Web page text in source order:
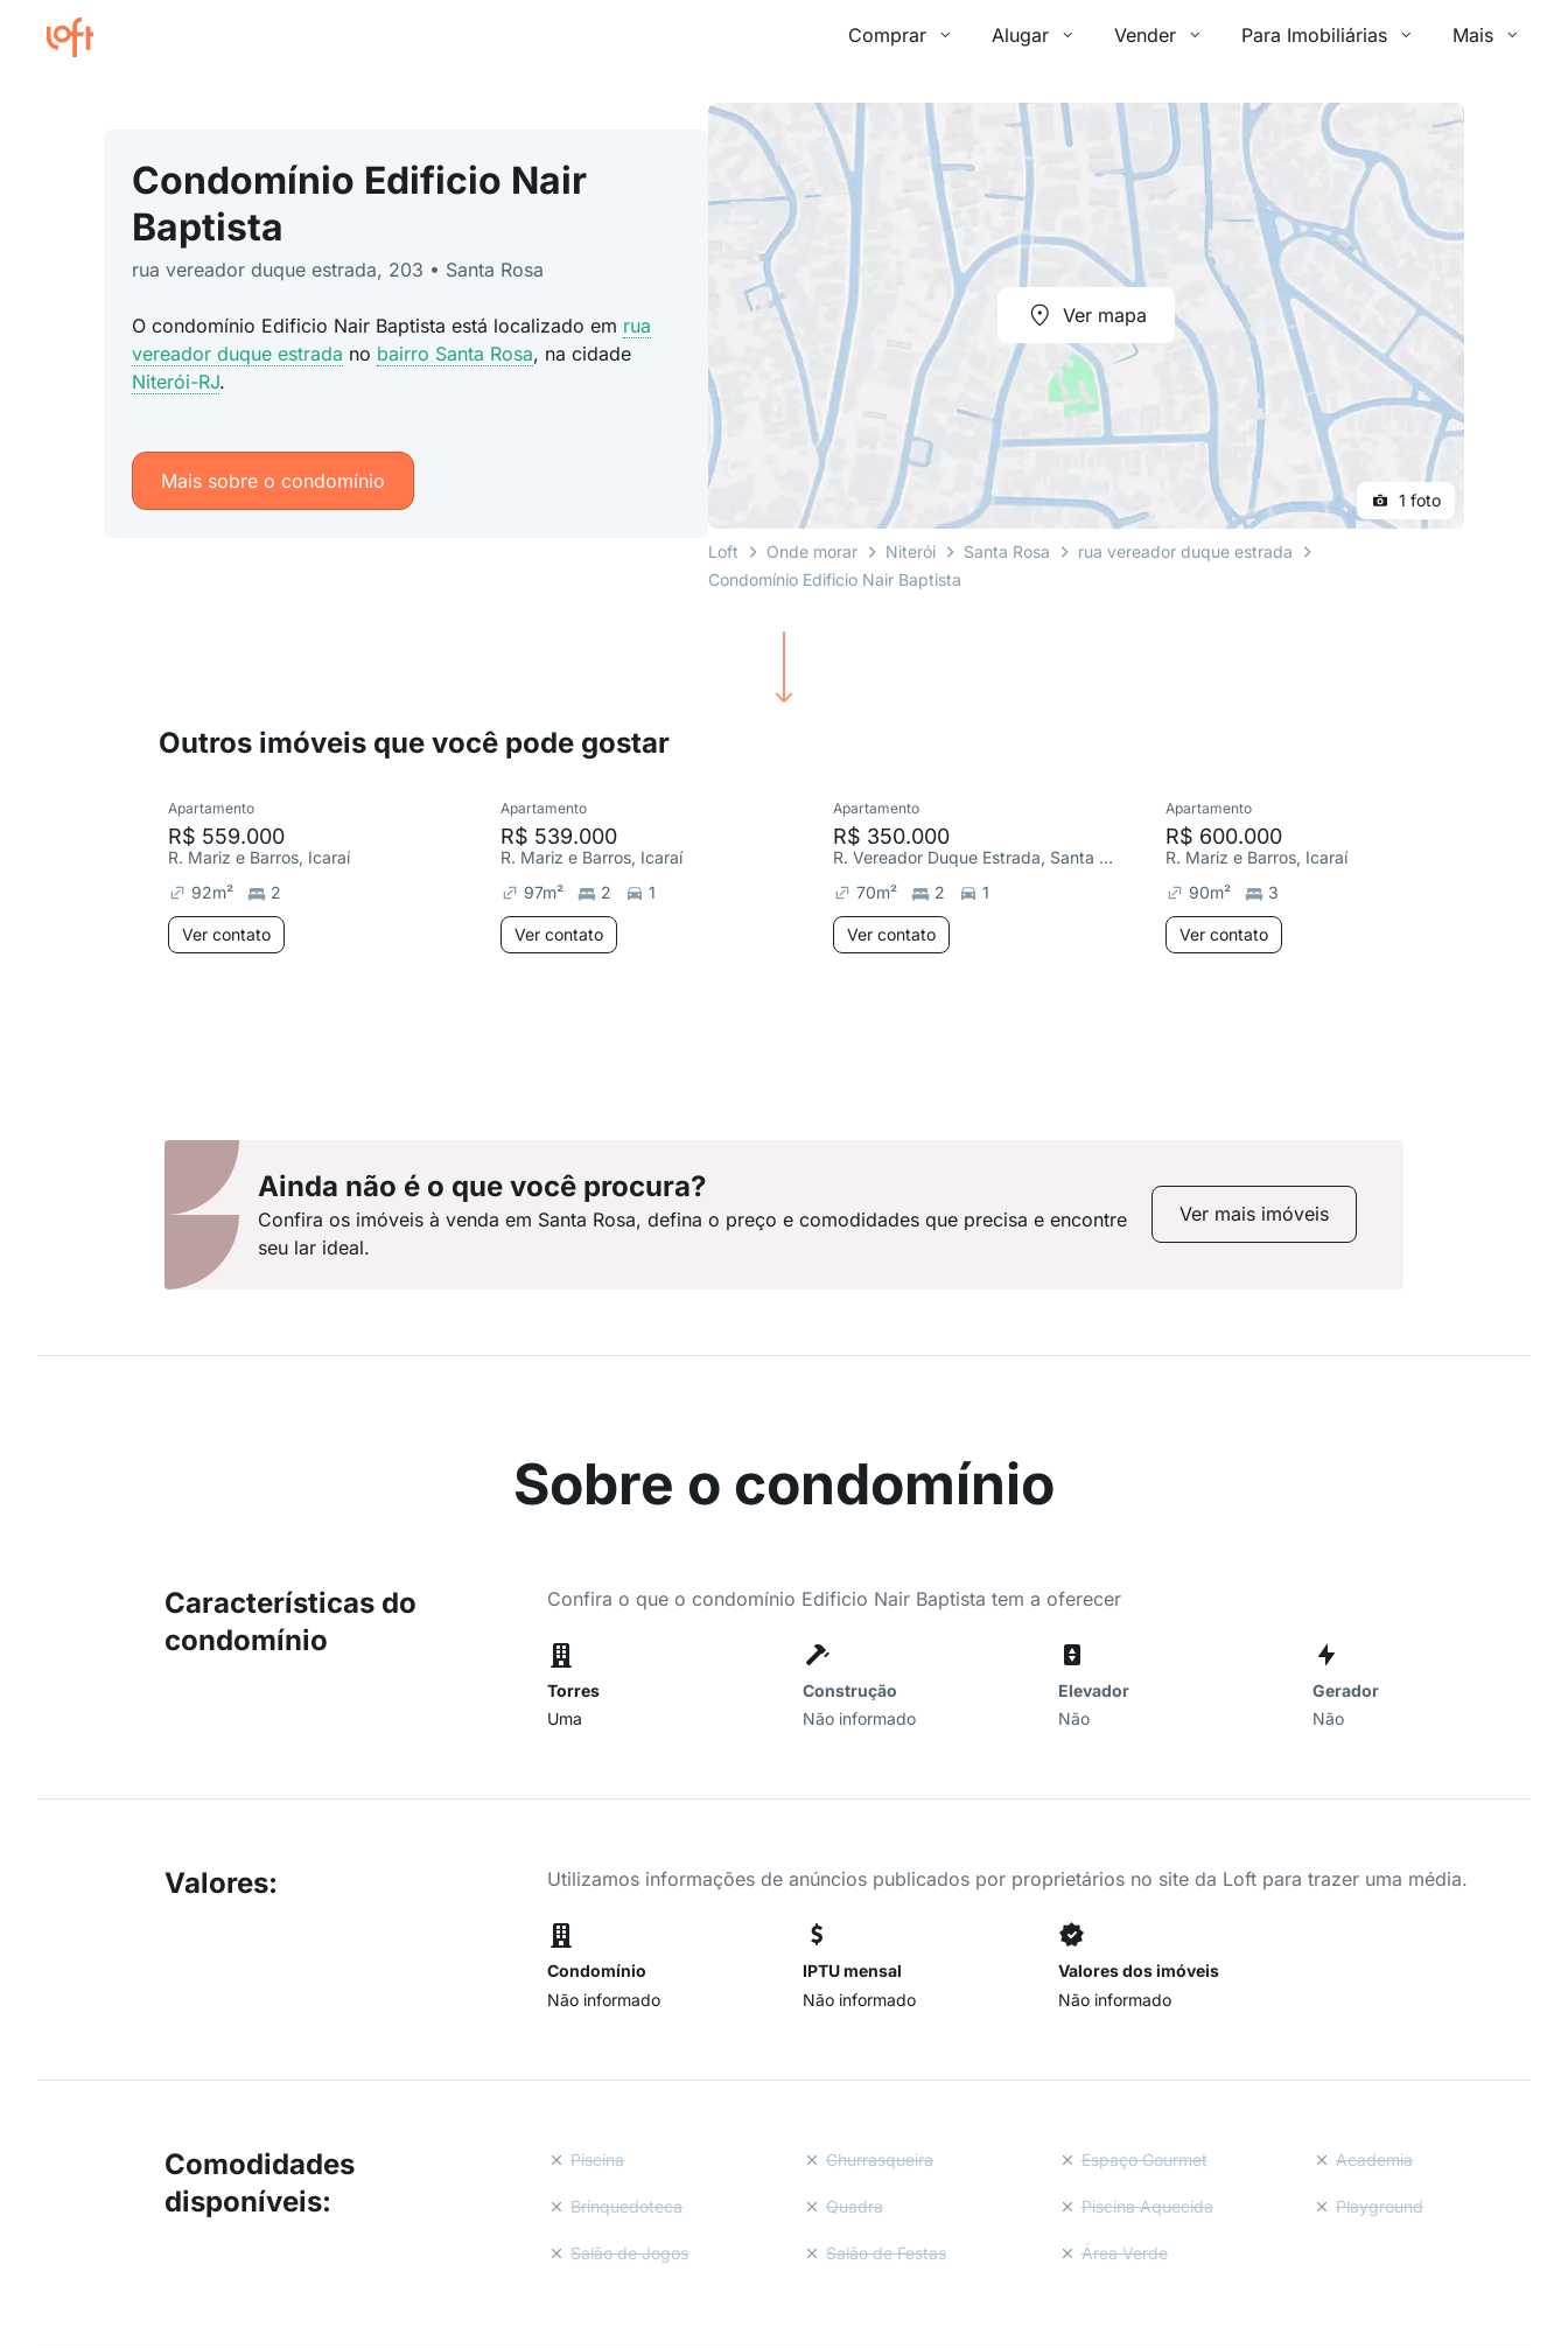
Comprar Alugar Vender Para Imobiliárias Mais
Condomínio Edificio Nair
Baptista
rua vereador duque estrada, 203 • Santa Rosa
O condomínio Edificio Nair Baptista está localizado em rua
vereador duque estrada no bairro Santa Rosa, na cidade
Niterói-RJ.
Mais sobre o condomínio
Ver mapa
1 foto
Loft Onde morar Niterói Santa Rosa
rua vereador duque estrada
Condomínio Edificio Nair Baptista
Outros imóveis que você pode gostar
Apartamento
R$ 559.000
R. Mariz e Barros, Icaraí
92m² 2
Ver contato
Apartamento
R$ 539.000
R. Mariz e Barros, Icaraí
97m² 2 1
Ver contato
Apartamento
R$ 350.000
R. Vereador Duque Estrada, Santa Rosa
70m² 2 1
Ver contato
Apartamento
R$ 600.000
R. Mariz e Barros, Icaraí
90m² 3
Ver contato
Ainda não é o que você procura?
Confira os imóveis à venda em Santa Rosa, defina o preço e comodidades que precisa e encontre
seu lar ideal.
Ver mais imóveis
Sobre o condomínio
Características do
condomínio
Confira o que o condomínio Edificio Nair Baptista tem a oferecer
Torres
Uma
Construção
Não informado
Elevador
Não
Gerador
Não
Valores: Utilizamos informações de anúncios publicados por proprietários no site da Loft para trazer uma média.
Condomínio
Não informado
IPTU mensal
Não informado
Valores dos imóveis
Não informado
Comodidades
disponíveis:
Piscina Churrasqueira Espaço Gourmet Academia
Brinquedoteca Quadra Piscina Aquecida Playground
Salão de Jogos Salão de Festas Área Verde